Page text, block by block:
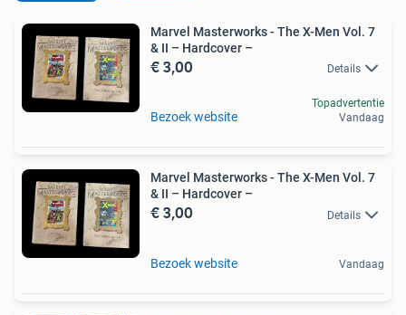
Marvel Masterworks - The X-Men Vol. 7
& II – Hardcover –
€ 3,00 Details
Bezoek website
Topadvertentie
Vandaag
Marvel Masterworks - The X-Men Vol. 7
& II – Hardcover –
€ 3,00 Details
Bezoek website Vandaag